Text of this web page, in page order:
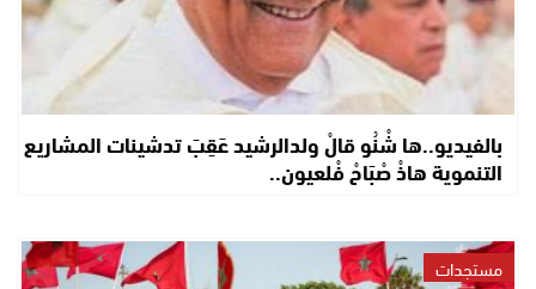
بالفيديو..ها شْنُو قالْ ولدالرشيد عَقِبَ تدشينات المشاريع
التنموية هاذْ صْبَاحْ فْلعيون..
مستجدات